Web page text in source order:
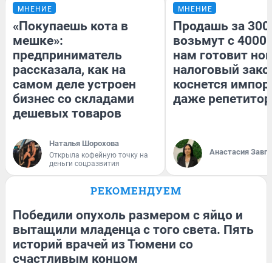
МНЕНИЕ
«Покупаешь кота в
мешке»:
предприниматель
рассказала, как на
самом деле устроен
бизнес со складами
дешевых товаров
Наталья Шорохова
Открыла кофейную точку на
деньги соцразвития
МНЕНИЕ
Продашь за
возьмут с
нам готовит
налоговый
коснется
даже
Анастасия
РЕКОМЕНДУЕМ
Победили опухоль размером с яйцо и
вытащили младенца с того света. Пять
историй врачей из Тюмени со
счастливым концом